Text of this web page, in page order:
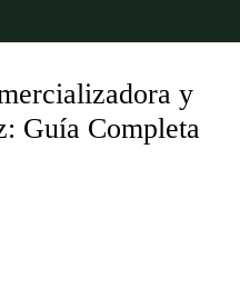
y
Guía Completa